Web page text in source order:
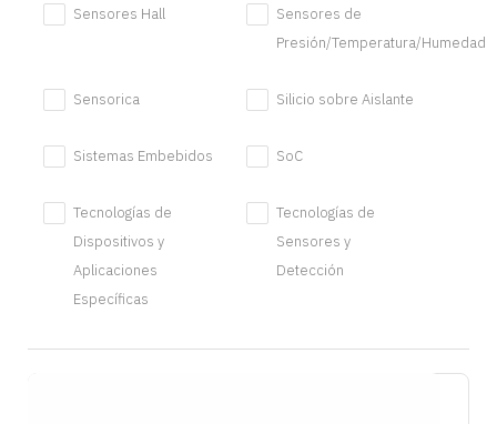
Sensores Hall
Sensores de
Presión/Temperatura/Humedad
Sensorica Silicio sobre Aislante
Sistemas Embebidos SoC
Tecnologías de
Dispositivos y
Aplicaciones
Específicas
Tecnologías de
Sensores y
Detección